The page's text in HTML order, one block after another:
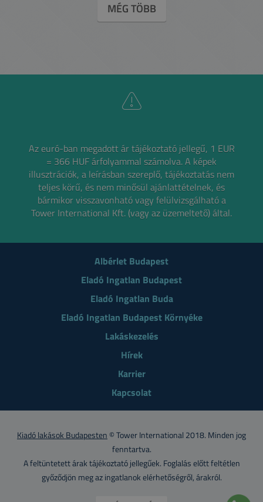
MÉG TÖBB
Az euró-ban megadott ár tájékoztató jellegű, 1 EUR
= 366 HUF árfolyammal számolva.A képek
illusztrációk, a leírásban szereplő, tájékoztatás nem
teljes körű, és nem minősül ajánlattételnek, és
bármikor visszavonható vagy felülvizsgálható a
Tower International Kft. (vagy az üzemeltető) által.
Albérlet Budapest
Eladó Ingatlan Budapest
Eladó Ingatlan Buda
Eladó Ingatlan Budapest Környéke
Lakáskezelés
Hírek
Karrier
Kapcsolat
Kiadó lakások Budapesten © Tower International 2018. Minden jog
fenntartva.
A feltüntetett árak tájékoztató jellegűek. Foglalás előtt feltétlen
győződjön meg az ingatlanok elérhetőségről, árakról.